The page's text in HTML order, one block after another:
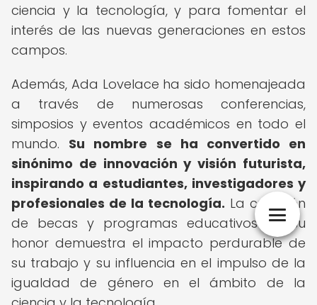
ciencia y la tecnología, y para fomentar el
interés de las nuevas generaciones en estos
campos.
Además, Ada Lovelace ha sido homenajeada
a través de numerosas conferencias,
simposios y eventos académicos en todo el
mundo. Su nombre se ha convertido en
sinónimo de innovación y visión futurista,
inspirando a estudiantes, investigadores y
profesionales de la tecnología. La creación
de becas y programas educativos en su
honor demuestra el impacto perdurable de
su trabajo y su influencia en el impulso de la
igualdad de género en el ámbito de la